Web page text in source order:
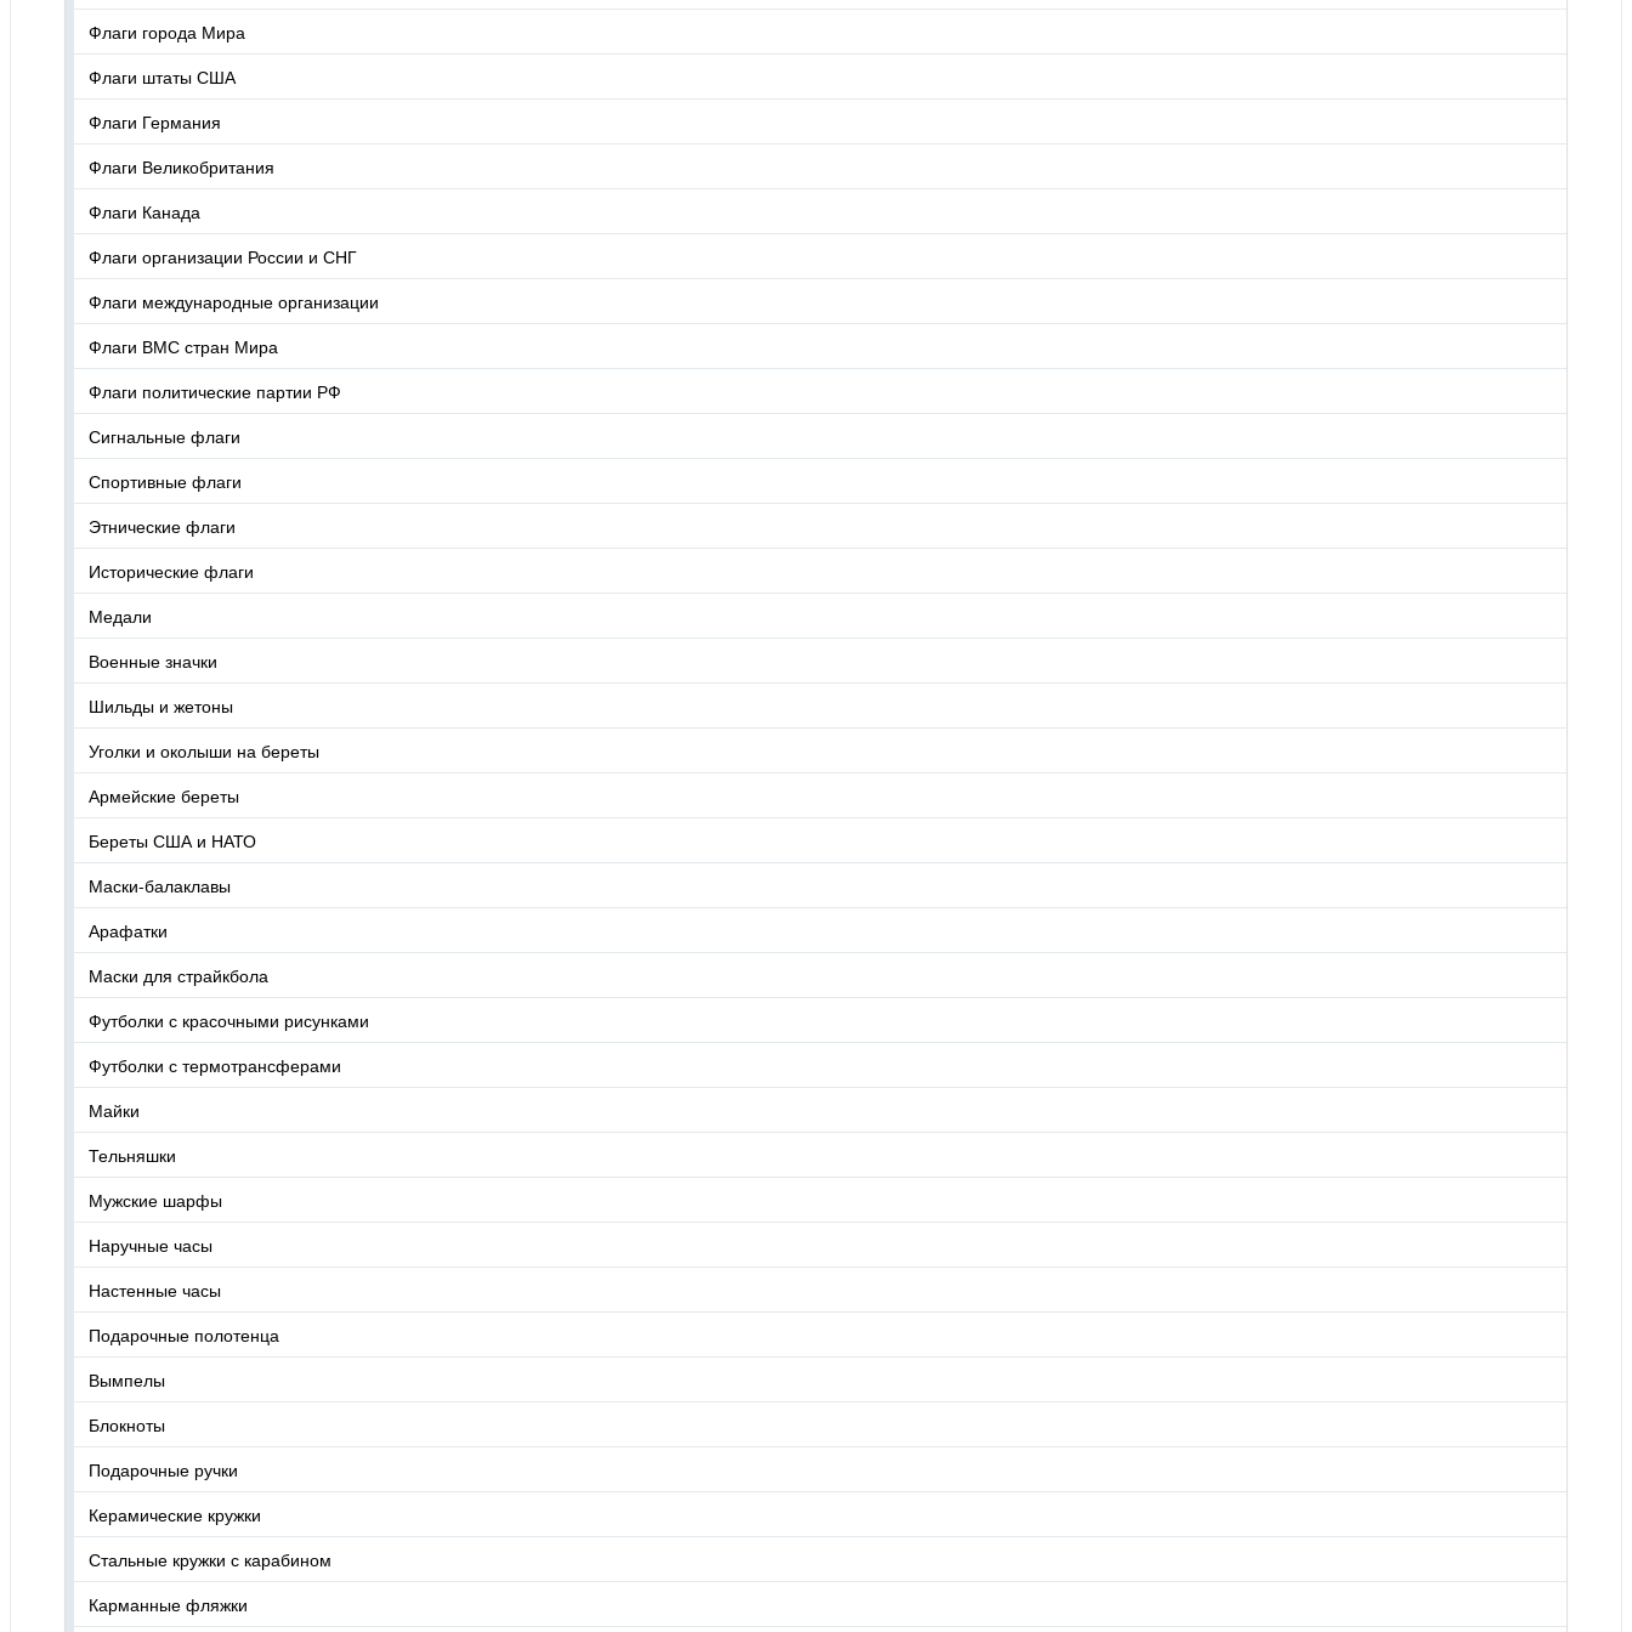
Флаги города Мира
Флаги штаты США
Флаги Германия
Флаги Великобритания
Флаги Канада
Флаги организации России и СНГ
Флаги международные организации
Флаги ВМС стран Мира
Флаги политические партии РФ
Сигнальные флаги
Спортивные флаги
Этнические флаги
Исторические флаги
Медали
Военные значки
Шильды и жетоны
Уголки и околыши на береты
Армейские береты
Береты США и НАТО
Маски-балаклавы
Арафатки
Маски для страйкбола
Футболки с красочными рисунками
Футболки с термотрансферами
Майки
Тельняшки
Мужские шарфы
Наручные часы
Настенные часы
Подарочные полотенца
Вымпелы
Блокноты
Подарочные ручки
Керамические кружки
Стальные кружки с карабином
Карманные фляжки